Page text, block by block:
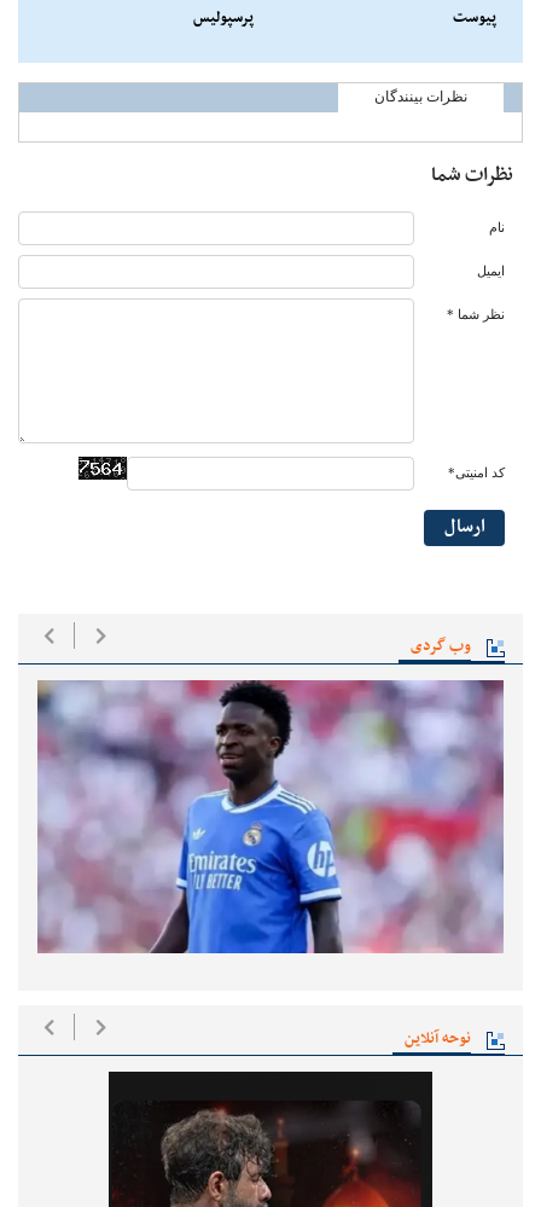
وب گردی
نوحه آنلاین
پیوست
پرسپولیس
نظرات بینندگان
نظرات شما
نام
ایمیل
نظر شما *
کد امنیتی*
ارسال